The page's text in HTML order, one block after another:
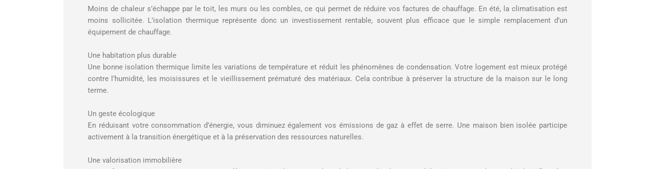
Moins de chaleur s’échappe par le toit, les murs ou les combles, ce qui permet de réduire vos factures de chauffage. En été, la climatisation est
moins sollicitée. L’isolation thermique représente donc un investissement rentable, souvent plus efficace que le simple remplacement d’un
équipement de chauffage.
Une habitation plus durable
Une bonne isolation thermique limite les variations de température et réduit les phénomènes de condensation. Votre logement est mieux protégé
contre l’humidité, les moisissures et le vieillissement prématuré des matériaux. Cela contribue à préserver la structure de la maison sur le long
terme.
Un geste écologique
En réduisant votre consommation d’énergie, vous diminuez également vos émissions de gaz à effet de serre. Une maison bien isolée participe
activement à la transition énergétique et à la préservation des ressources naturelles.
Une valorisation immobilière